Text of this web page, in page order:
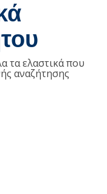
τα ελαστικά που
αναζήτησης